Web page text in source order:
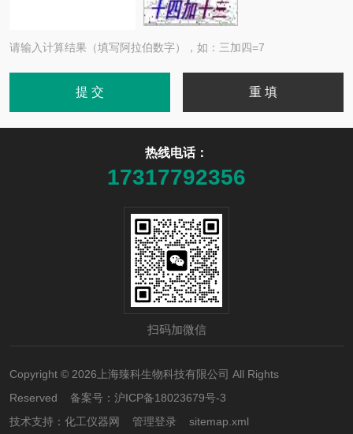
请输入计算结果（填写阿拉伯数字），如：三加四=7
热线电话：
17317792356
扫码加微信
Copyright © 2026上海臻科生物科技有限公司 All Rights
Reserved 备案号： 沪ICP备18023679号-3
技术支持： 化工仪器网 管理登录 sitemap.xml